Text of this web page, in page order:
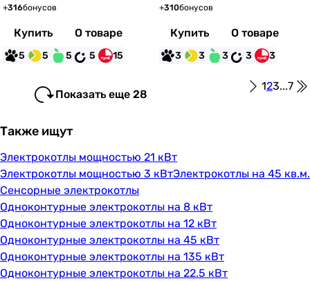
+316бонусов
Купить О товаре
5 5 5 5 15
+310бонусов
Купить О товаре
3 3 3 3 3
Показать еще 28
123...7
Также ищут
Электрокотлы мощностью 21 кВт
Электрокотлы мощностью 3 кВтЭлектрокотлы на 45 кв.м.
Сенсорные электрокотлы
Одноконтурные электрокотлы на 8 кВт
Одноконтурные электрокотлы на 12 кВт
Одноконтурные электрокотлы на 45 кВт
Одноконтурные электрокотлы на 135 кВт
Одноконтурные электрокотлы на 22.5 кВт